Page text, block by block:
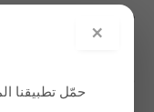
صراعات تهلك
الوطني، وتشيع
والاستثمارات
متهمة اياها
×
حمّل تطبيقنا